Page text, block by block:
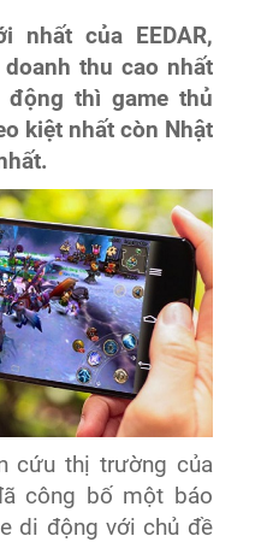
nhất của EEDAR,
thu cao nhất
thì game thủ
kiệt nhất còn Nhật
cứu thị trường của
công bố một báo
di động với chủ đề